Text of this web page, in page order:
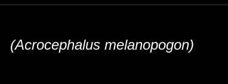
(Acrocephalus melanopogon)